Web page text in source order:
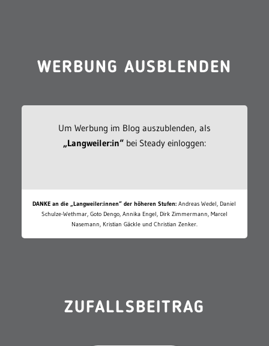
WERBUNG AUSBLENDEN
Um Werbung im Blog auszublenden, als
„Langweiler:in“bei Steady einloggen:
DANKE an die „Langweiler:innen“ der höheren Stufen: Andreas Wedel, Daniel
Schulze-Wethmar, Goto Dengo, Annika Engel, Dirk Zimmermann, Marcel
Nasemann, Kristian Gäckle und Christian Zenker.
ZUFALLSBEITRAG